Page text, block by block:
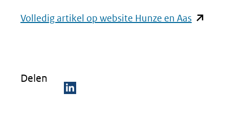
Volledig artikel op website Hunze en Aas(opent
Delen